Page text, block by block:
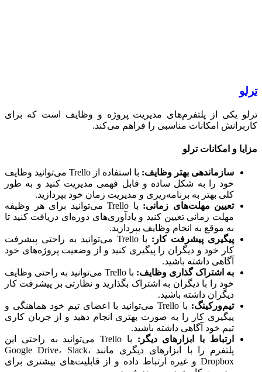
یکی از پلتفرم‌های مدیریت پروژه و وظایف است که برای
امکانات مناسبی را فراهم می‌کند.
و امکانات ترلو
سازماندهی بهتر وظایف:
با استفاده از Trello می‌توانید وظایف
خود را به شکل ساده و قابل فهمی مدیریت کنید و به طور
کلی بهتر به برنامه‌ریزی و مدیریت زمان خود بپردازید.
تعیین مهلت‌های زمانی:
با Trello می‌توانید برای هر وظیفه
مهلت زمانی تعیین کنید و یادآوری‌های دوره‌ای دریافت کنید تا
به موقع به انجام وظایف بپردازید.
پیگیری پیشرفت کار:
با Trello می‌توانید به راحتی پیشرفت
کار خود و دیگران را پیگیری کنید و از وضعیت پروژه‌های خود
آگاهی داشته باشید.
به اشتراک گذاری وظایف:
با Trello می‌توانید به راحتی وظایف
خود را با دیگران به اشتراک بگذارید و نظارتی بر پیشرفت کار
دیگران داشته باشید.
تیم‌ورکینگ:
با Trello می‌توانید با اعضای تیم خود هماهنگی و
پیگیری کار را به صورت بهتری انجام دهید و از جریان کاری
تیم خود آگاهی داشته باشید.
ارتباط با ابزارهای دیگر:
با Trello می‌توانید به راحتی این
پلتفرم را با ابزارهای دیگری مانند Google Drive، Slack،
Dropbox و غیره ارتباط داده و از قابلیت‌های بیشتری برای